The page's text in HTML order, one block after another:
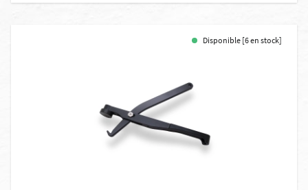
Disponible [6 en stock]